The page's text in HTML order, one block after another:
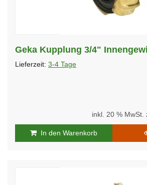
Geka Kupplung 3/4"
Lieferzeit: 3-4 Tage
inkl. 20 % MwSt.
In den Warenkorb